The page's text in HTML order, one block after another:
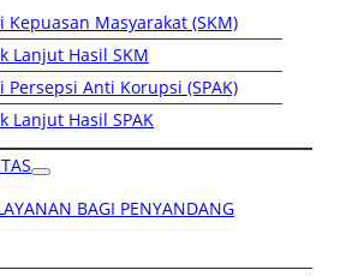
Kepuasan Masyarakat (SKM)
Lanjut Hasil SKM
Persepsi Anti Korupsi (SPAK)
Lanjut Hasil SPAK
BAGI PENYANDANG